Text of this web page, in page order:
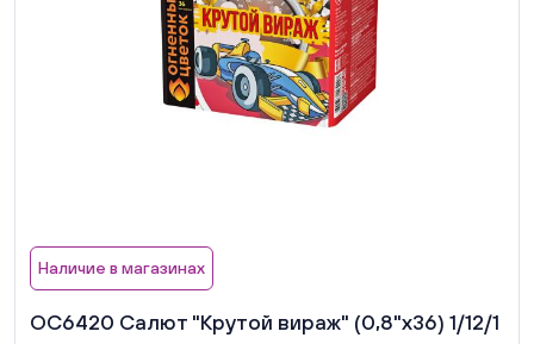
Наличие в магазинах
ОС6420 Салют "Крутой вираж" (0,8"х36) 1/12/1